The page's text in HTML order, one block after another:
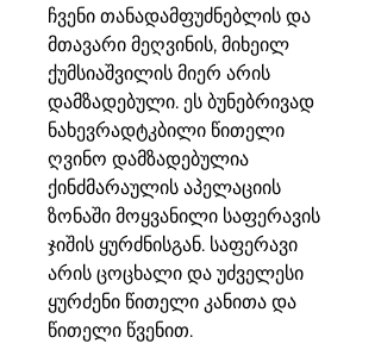
ჩვენი თანადამფუძნებლის და
მთავარი მეღვინის, მიხეილ
ქუმსიაშვილის მიერ არის
დამზადებული. ეს ბუნებრივად
ნახევრადტკბილი წითელი
ღვინო დამზადებულია
ქინძმარაულის აპელაციის
ზონაში მოყვანილი საფერავის
ჯიშის ყურძნისგან. საფერავი
არის ცოცხალი და უძველესი
ყურძენი წითელი კანითა და
წითელი წვენით.